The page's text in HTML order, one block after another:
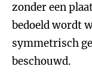
zonder een
bedoeld wordt
symmetrisch
beschouwd.